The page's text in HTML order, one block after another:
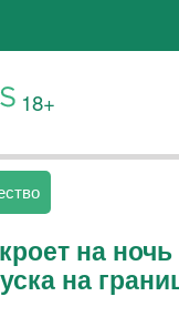
18+
на
на